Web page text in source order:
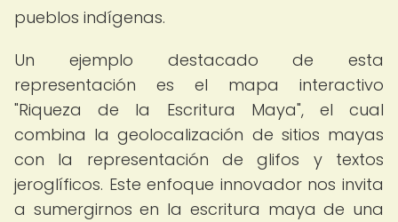
pueblos indígenas.
Un ejemplo destacado de esta
representación es el mapa interactivo
"Riqueza de la Escritura Maya", el cual
combina la geolocalización de sitios mayas
con la representación de glifos y textos
jeroglíficos. Este enfoque innovador nos invita
a sumergirnos en la escritura maya de una